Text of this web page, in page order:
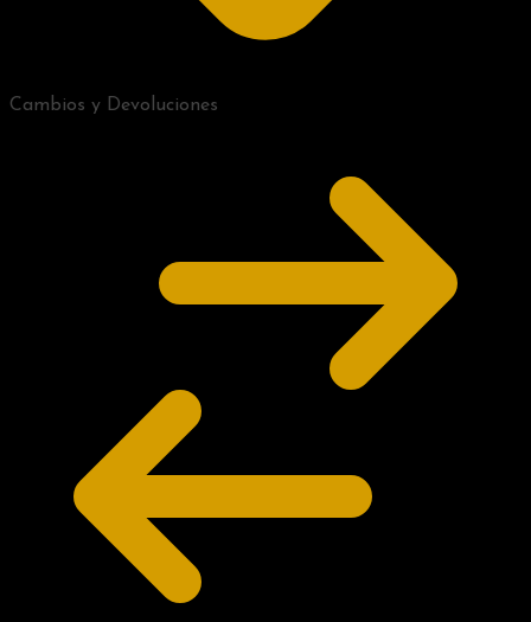
Cambios y Devoluciones